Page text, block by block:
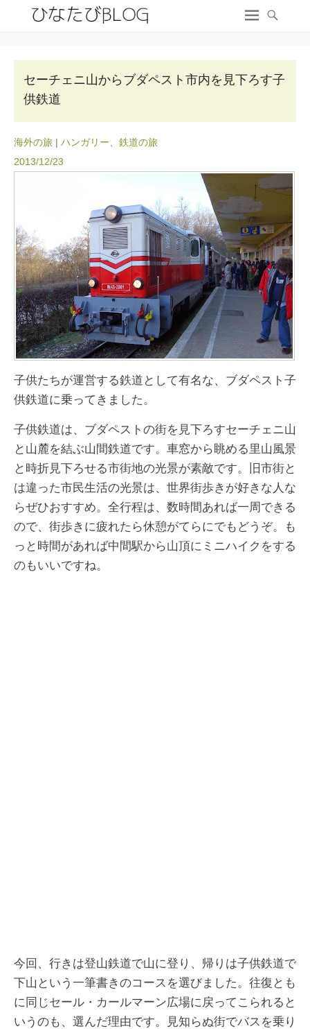
セーチェニ山からブダペスト市内を見下ろす子
供鉄道
海外の旅 | ハンガリー
鉄道の旅
2013/12/23
子供たちが運営する鉄道として有名な、ブダペスト子
供鉄道に乗ってきました。
子供鉄道は、ブダペストの街を見下ろすセーチェニ山
と山麓を結ぶ山間鉄道です。車窓から眺める里山風景
と時折見下ろせる市街地の光景が素敵です。旧市街と
は違った市民生活の光景は、世界街歩きが好きな人な
らぜひおすすめ。全行程は、数時間あれば一周できる
ので、街歩きに疲れたら休憩がてらにでもどうぞ。も
っと時間があれば中間駅から山頂にミニハイクをする
のもいいですね。
今回、行きは登山鉄道で山に登り、帰りは子供鉄道で
下山という一筆書きのコースを選びました。往復とも
に同じセール・カールマーン広場に戻ってこられると
いうのも、選んだ理由です。見知らぬ街でバスを乗り